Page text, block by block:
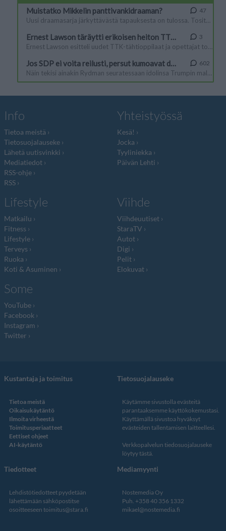
Info
Tietoa meistä
Tietosuojalauseke
Lähetä uutisvinkki
Mediatiedot
RSS-ohje
RSS
Yhteistyössä
Kesä!
Jocka
Tyyliniekka
Päivän Lehti
Lifestyle
Matkailu
Fitness
Lifestyle
Terveys
Ruoka
Koti & Asuminen
Viihde
Viihdeuutiset
StaraTV
Autot
Digi
Pelit
Elokuvat
Some
YouTube
Facebook
Instagram
Twitter
Kustantaja ja toimitus
Tietoa meistä
Oikaisukäytäntö
Ilmoita virheestä
Toimitusperiaatteet
Eettiset ohjeet
AI-käytäntö
Tietosuojalauseke
Käytämme sivustolla evästeitä
parantaaksemme käyttökokemustasi.
Käyttämällä sivustoa hyväksyt
evästeiden tallentamisen laitteellesi.
Verkkopalvelun tiedosuojalauseke
löytyy tästä.
Tiedotteet
Lehdistötiedotteet pyydetään
lähettämään sähköpostitse
osoitteeseen toimitus@stara.fi
Mediamyynti
Nostemedia Oy
Puh. +358 40 356 1332
mikael@nostemedia.fi